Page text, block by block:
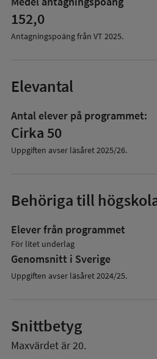
152,0
Antagningspoäng från VT 2025.
Elevantal
Antal elever på programmet:
Cirka 50
Uppgiften avser läsåret2025/26.
Behöriga till
Elever från programmet
För litet underlag
Genomsnitt i Sverige
Uppgiften avser läsåret 2024/25.
Snittbetyg
Maxvärdet är 20.